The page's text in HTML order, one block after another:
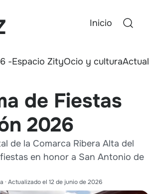
Inicio
-Espacio ZityOcio y cultura
de Fiestas
2026
de la Comarca Ribera Alta del
en honor a San Antonio de
· Actualizado el 12 de junio de 2026